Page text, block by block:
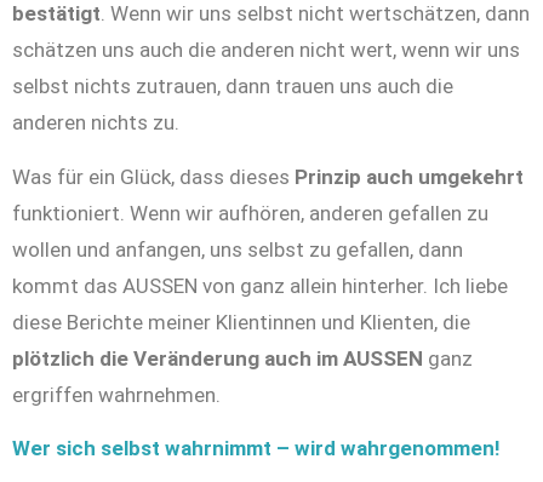
bestätigt. Wenn wir uns selbst nicht wertschätzen, dann
schätzen uns auch die anderen nicht wert, wenn wir uns
selbst nichts zutrauen, dann trauen uns auch die
anderen nichts zu.
Was für ein Glück, dass dieses Prinzip auch umgekehrt
funktioniert. Wenn wir aufhören, anderen gefallen zu
wollen und anfangen, uns selbst zu gefallen, dann
kommt das AUSSEN von ganz allein hinterher. Ich liebe
diese Berichte meiner Klientinnen und Klienten, die
plötzlich die Veränderung auch im AUSSEN ganz
ergriffen wahrnehmen.
Wer sich selbst wahrnimmt – wird wahrgenommen!